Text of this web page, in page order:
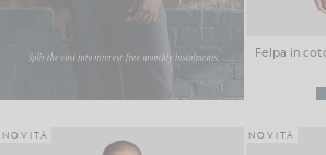
NOVITÀ NOVITÀ